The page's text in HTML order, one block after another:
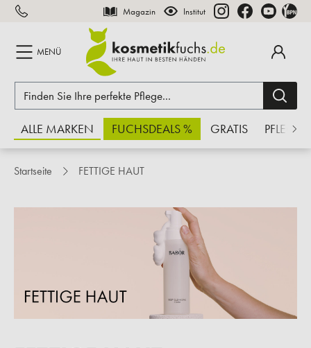
springen Magazin Institut
MENÜ
ALLE MARKEN FUCHSDEALS % GRATIS PFLEGE
Startseite FETTIGE HAUT